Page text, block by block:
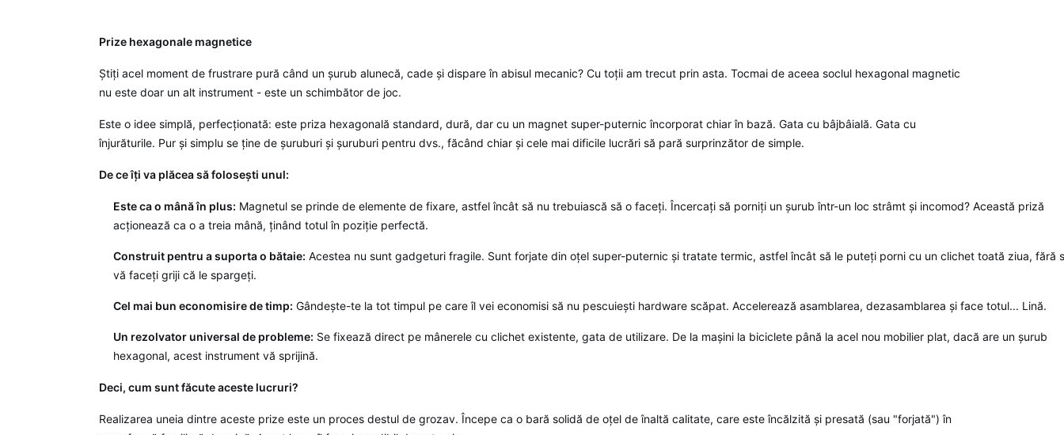
Prize hexagonale magnetice
Știți acel moment de frustrare pură când un șurub alunecă, cade și dispare în abisul mecanic? Cu toții am trecut prin asta. Tocmai de aceea soclul hexagonal magnetic
nu este doar un alt instrument - este un schimbător de joc.
Este o idee simplă, perfecționată: este priza hexagonală standard, dură, dar cu un magnet super-puternic încorporat chiar în bază. Gata cu bâjbâială. Gata cu
înjurăturile. Pur și simplu se ține de șuruburi și șuruburi pentru dvs., făcând chiar și cele mai dificile lucrări să pară surprinzător de simple.
De ce îți va plăcea să folosești unul:
Este ca o mână în plus: Magnetul se prinde de elemente de fixare, astfel încât să nu trebuiască să o faceți. Încercați să porniți un șurub într-un loc strâmt și incomod? Această priză
acționează ca o a treia mână, ținând totul în poziție perfectă.
Construit pentru a suporta o bătaie: Acestea nu sunt gadgeturi fragile. Sunt forjate din oțel super-puternic și tratate termic, astfel încât să le puteți porni cu un clichet toată ziua, fără
vă faceți griji că le spargeți.
Cel mai bun economisire de timp: Gândește-te la tot timpul pe care îl vei economisi să nu pescuiești hardware scăpat. Accelerează asamblarea, dezasamblarea și face totul... Lină.
Un rezolvator universal de probleme: Se fixează direct pe mânerele cu clichet existente, gata de utilizare. De la mașini la biciclete până la acel nou mobilier plat, dacă are un șurub
hexagonal, acest instrument vă sprijină.
Deci, cum sunt făcute aceste lucruri?
Realizarea uneia dintre aceste prize este un proces destul de grozav. Începe ca o bară solidă de oțel de înaltă calitate, care este încălzită și presată (sau "forjată") în